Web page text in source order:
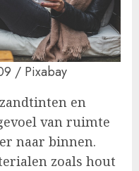
/ Pixabay
en
van ruimte
naar binnen.
zoals hout